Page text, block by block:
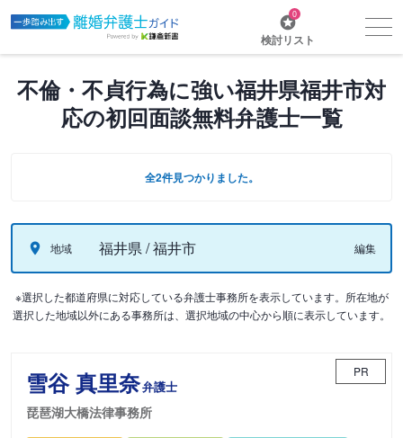
0
検討リスト
不倫・不貞行為に強い福井県福井市対
応の初回面談無料弁護士一覧
全2件見つかりました。
地域 福井県 / 福井市 編集
※選択した都道府県に対応している弁護士事務所を表示しています。所在地が
選択した地域以外にある事務所は、選択地域の中心から順に表示しています。
雪谷 真里奈弁護士
琵琶湖大橋法律事務所
PR